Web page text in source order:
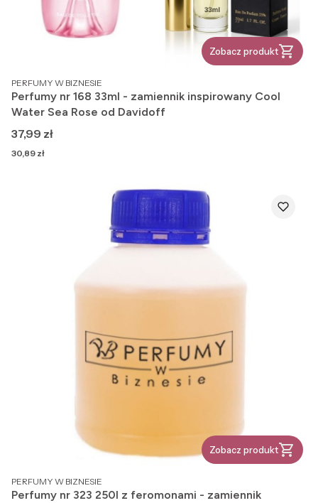
Zobacz produkt
PRODUCENT
PERFUMY W BIZNESIE
Perfumy nr 168 33ml - zamiennik inspirowany Cool
Water Sea Rose od Davidoff
Cena
37,99 zł
Cena
30,89 zł
Zobacz produkt
PRODUCENT
PERFUMY W BIZNESIE
Perfumy nr 323 250l z feromonami - zamiennik